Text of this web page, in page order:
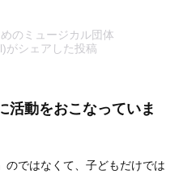
のミュージカル団体
がシェアした投稿
活動をおこなっていま
のではなくて、子どもだけでは